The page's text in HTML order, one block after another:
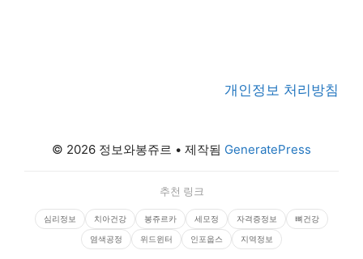
개인정보 처리방침
© 2026 정보와봉쥬르 • 제작됨 GeneratePress
추천 링크
심리정보 치아건강 봉쥬르카 세모정 자격증정보 뼈건강
염색공정 위드윈터 인포웁스 지역정보